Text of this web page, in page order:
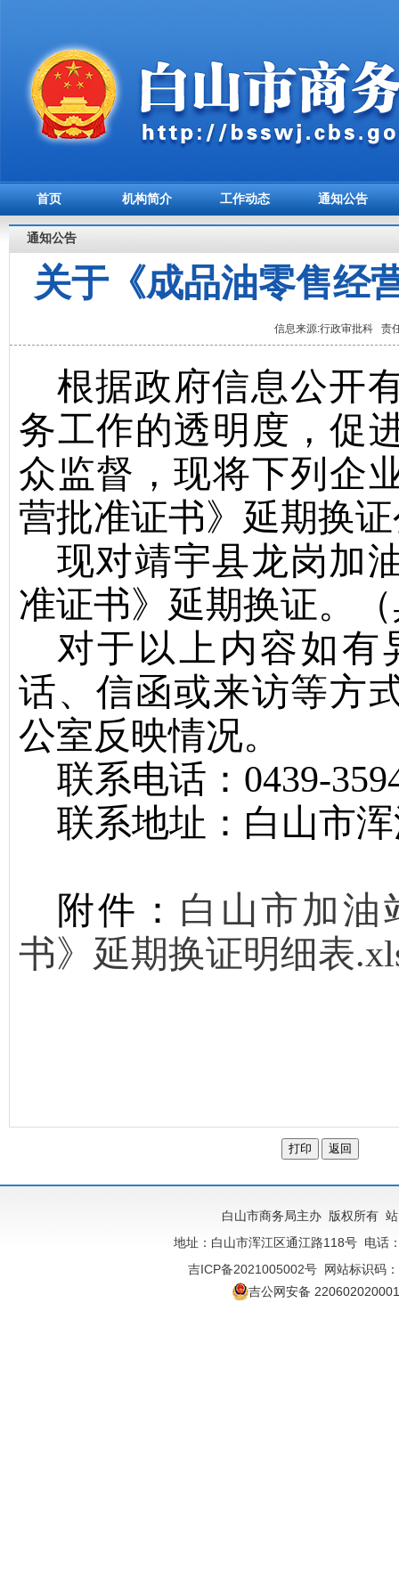
首页 机构简介 工作动态 通知公告
通知公告
关于《成品油零售经
信息来源:行政审批科 责
根据政府信息公开
务工作的透明度，促
众监督，现将下列企
营批准证书》延期换
现对靖宇县龙岗加
准证书》延期换证。
对于以上内容如有
话、信函或来访等方
公室反映情况。
联系电话： 0439-
联系地址： 白山市
附件： 白山市加油
书》延期换证明细表
白山市商务局主办 版权所有
地址：白山市浑江区通江路118号 电话
吉ICP备2021005002号 网站标识码
吉公网安备